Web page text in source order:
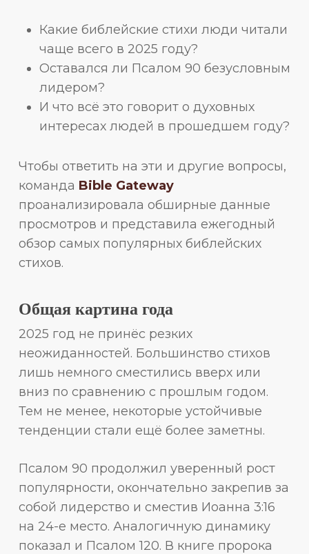
Какие библейские стихи люди читали
чаще всего в 2025 году?
Оставался ли Псалом 90 безусловным
лидером?
И что всё это говорит о духовных
интересах людей в прошедшем году?
Чтобы ответить на эти и другие вопросы,
команда Bible Gateway
проанализировала обширные данные
просмотров и представила ежегодный
обзор самых популярных библейских
стихов.
Общая картина года
2025 год не принёс резких
неожиданностей. Большинство стихов
лишь немного сместились вверх или
вниз по сравнению с прошлым годом.
Тем не менее, некоторые устойчивые
тенденции стали ещё более заметны.
Псалом 90 продолжил уверенный рост
популярности, окончательно закрепив за
собой лидерство и сместив Иоанна 3:16
на 24-е место. Аналогичную динамику
показал и Псалом 120. В книге пророка